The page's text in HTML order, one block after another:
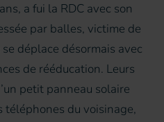
a fui la RDC avec son
par balles, victime de
déplace désormais avec
de rééducation. Leurs
petit panneau solaire
téléphones du voisinage,